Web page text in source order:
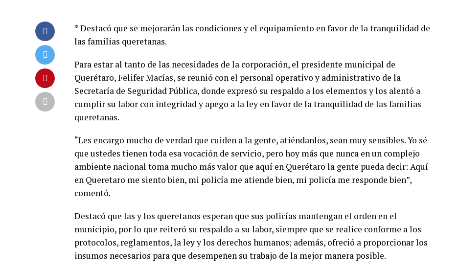
* Destacó que se mejorarán las condiciones y el equipamiento en favor de la tranquilidad de
las familias queretanas.
Para estar al tanto de las necesidades de la corporación, el presidente municipal de
Querétaro, Felifer Macías, se reunió con el personal operativo y administrativo de la
Secretaría de Seguridad Pública, donde expresó su respaldo a los elementos y los alentó a
cumplir su labor con integridad y apego a la ley en favor de la tranquilidad de las familias
queretanas.
“Les encargo mucho de verdad que cuiden a la gente, atiéndanlos, sean muy sensibles. Yo sé
que ustedes tienen toda esa vocación de servicio, pero hoy más que nunca en un complejo
ambiente nacional toma mucho más valor que aquí en Querétaro la gente pueda decir: Aquí
en Queretaro me siento bien, mi policía me atiende bien, mi policía me responde bien”,
comentó.
Destacó que las y los queretanos esperan que sus policías mantengan el orden en el
municipio, por lo que reiteró su respaldo a su labor, siempre que se realice conforme a los
protocolos, reglamentos, la ley y los derechos humanos; además, ofreció a proporcionar los
insumos necesarios para que desempeñen su trabajo de la mejor manera posible.